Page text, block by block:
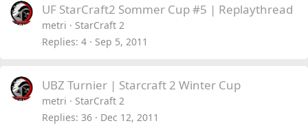
UF StarCraft2 Sommer Cup #5 | Replaythread
metri
StarCraft 2
Replies 4 Sep 5, 2011
UBZ Turnier | Starcraft 2 Winter Cup
metri
StarCraft 2
Replies 36 Dec 12, 2011